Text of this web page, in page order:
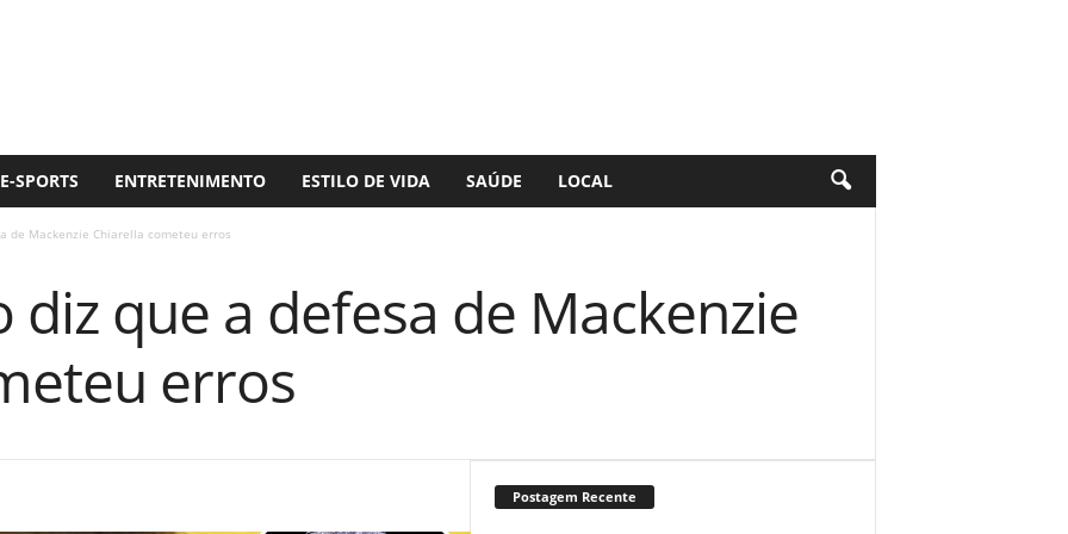
E-SPORTS ENTRETENIMENTO ESTILO DE VIDA SAÚDE LOCAL
de Mackenzie Chiarella cometeu erros
diz que a defesa de Mackenzie
erros
Postagem Recente